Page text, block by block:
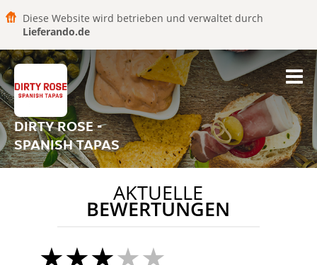
Diese Website wird betrieben und verwaltet durch
Lieferando.de
DIRTY ROSE -
SPANISH TAPAS
AKTUELLE
BEWERTUNGEN